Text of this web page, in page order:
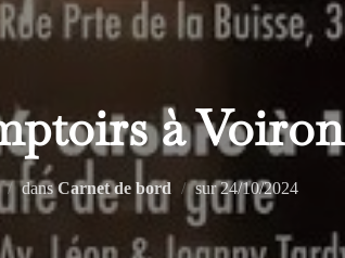
à Voiron
dansCarnet de bord surPublié
le
24/10/2024